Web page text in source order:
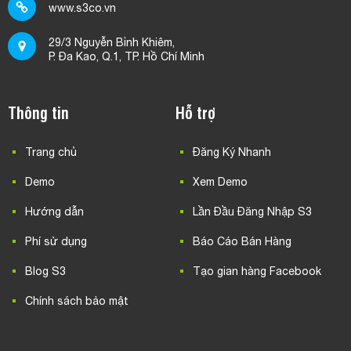
www.s3co.vn
29/3 Nguyễn Bỉnh Khiêm,
P. Đa Kao, Q.1, TP. Hồ Chí Minh
Thông tin
Trang chủ
Demo
Hướng dẫn
Phí sử dụng
Blog S3
Chính sách bảo mật
Hỗ trợ
Đăng Ký Nhanh
Xem Demo
Lần Đầu Đăng Nhập S3
Báo Cáo Bán Hàng
Tạo gian hàng Facebook